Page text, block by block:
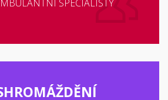
SPECIALISTY